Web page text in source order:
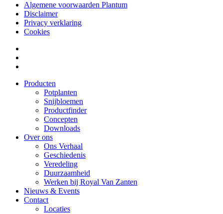
Algemene voorwaarden Plantum
Disclaimer
Privacy verklaring
Cookies
Producten
Potplanten
Snijbloemen
Productfinder
Concepten
Downloads
Over ons
Ons Verhaal
Geschiedenis
Veredeling
Duurzaamheid
Werken bij Royal Van Zanten
Nieuws & Events
Contact
Locaties